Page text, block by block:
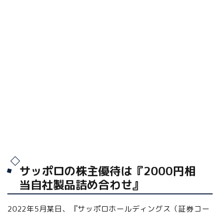
サッポロの株主優待は『2000円相
当自社製品詰め合わせ』
2022年5月某日、『サッポロホールディングス（証券コー